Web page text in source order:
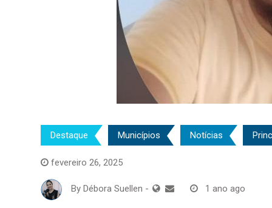
Destaque Municípios Notícias
fevereiro 26, 2025
By Débora Suellen - 1 ano ago